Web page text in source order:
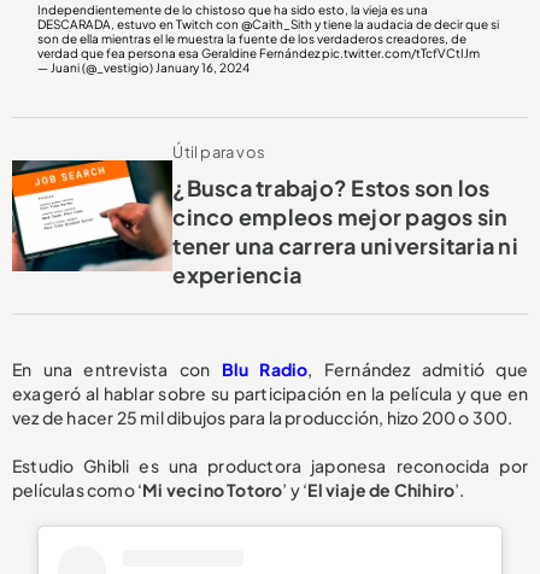
Independientemente de lo chistoso que ha sido esto, la vieja es una
DESCARADA, estuvo en Twitch con@Caith_Sith y tiene la audacia de decir que si
son de ella mientras el le muestra la fuente de los verdaderos creadores, de
verdad que fea persona esa Geraldine Fernándezpic.twitter.com/tTcfVCtIJm
— Juani (@_vestigio) January 16, 2024
Útil para vos
¿Busca trabajo? Estos son los
cinco empleos mejor pagos sin
tener una carrera universitaria ni
experiencia
En una entrevista con Blu Radio, Fernández admitió que
exageró al hablar sobre su participación en la película y que en
vez de hacer 25 mil dibujos para la producción, hizo 200 o 300.
Estudio Ghibli es una productora japonesa reconocida por
películas como ‘Mi vecino Totoro’ y ‘El viaje de Chihiro’.